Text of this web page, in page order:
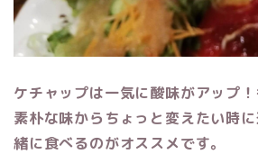
ケチャップは一気に酸味がアップ！
素朴な味からちょっと変えたい時
緒に食べるのがオススメです。